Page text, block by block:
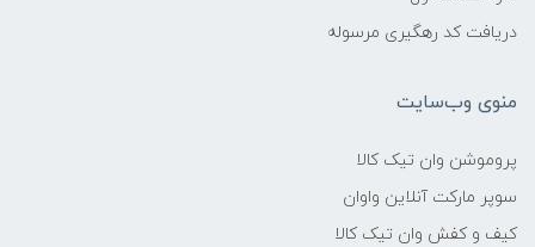
دریافت کد رهگیری مرسوله
منوی وب‌سایت
پروموشن وان تیک کالا
سوپر مارکت آنلاین واوان
کیف و کفش وان تیک کالا